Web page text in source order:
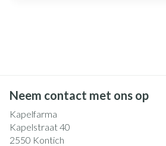
Neem contact met ons op
Kapelfarma
Kapelstraat 40
2550 Kontich